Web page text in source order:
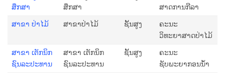
ສຶກສາ
ສຶກສາ
ສາດການກີລາ
ສາຂາ ປ່າໄມ້ ສາຂາປ່າໄມ້ ຊັ້ນສູງ
ຄະນະ
ວິທະຍາສາດປ່າໄມ້
ສາຂາ ເຕັກນິກ
ຊົນລະປະທານ
ສາຂາ ເຕັກນິກ
ຊົນລະປະທານ
ຊັ້ນສູງ
ຄະນະ
ຊັບພະຍາກອນນໍ້າ